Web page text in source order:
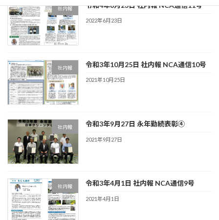
社内報 令和4年6月23日 社内報 NCA通信11号
2022年6月23日
社内報 令和3年10月25日 社内報 NCA通信10号
2021年10月25日
社内報 令和3年9月27日 永年勤続表彰④
2021年9月27日
社内報 令和3年4月1日 社内報 NCA通信9号
2021年4月1日